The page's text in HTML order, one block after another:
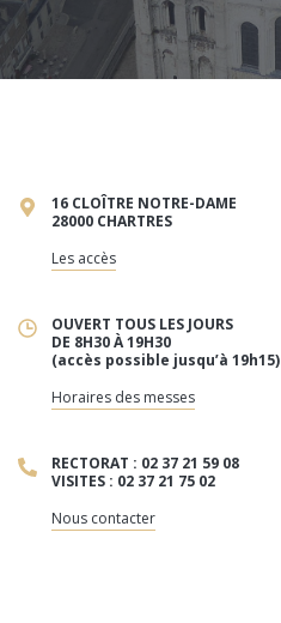
16 CLOÎTRE NOTRE-DAME
28000 CHARTRES
Les accès
OUVERT TOUS LES JOURS
DE 8H30 À 19H30
(accès possible jusqu’à 19h15)
Horaires des messes
RECTORAT : 02 37 21 59 08
VISITES : 02 37 21 75 02
Nous contacter